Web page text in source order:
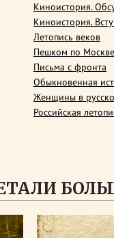
Киноистория.
Киноистория.
Летопись веков
Пешком по Москве
Письма с фронта
Обыкновенная
Женщины в
Российская